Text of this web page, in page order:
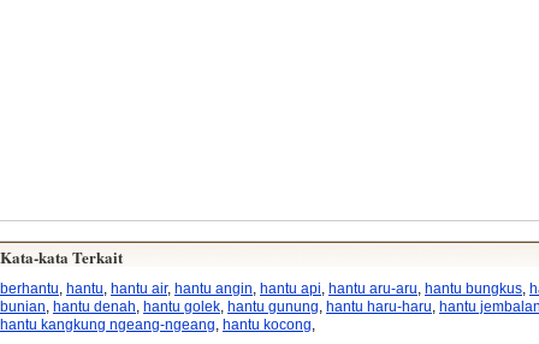
Kata-kata Terkait
berhantu hantu hantu air, hantu angin hantu api hantu aru-aru hantu bungkus
bunian hantu denah hantu golek hantu gunung hantu haru-haru hantu
hantu kangkung ngeang-ngeang hantu kocong